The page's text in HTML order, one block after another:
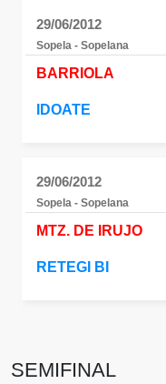
29/06/2012
Sopela - Sopelana
BARRIOLA
IDOATE
29/06/2012
Sopela - Sopelana
MTZ. DE IRUJO
RETEGI BI
SEMIFINAL